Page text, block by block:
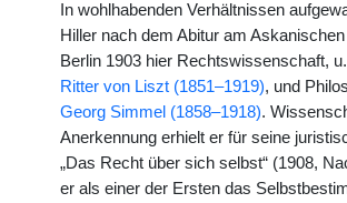
In wohlhabenden Verhältnissen
Hiller nach dem Abitur am
Berlin 1903 hier Rechtswissenschaft,
Ritter von Liszt (1851–1919), und
Georg Simmel (1858–1918).
Anerkennung erhielt er für seine
„Das Recht über sich selbst“ (1908,
er als einer der Ersten das